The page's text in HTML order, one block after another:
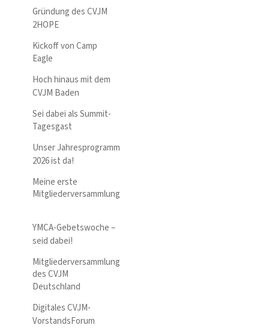
Gründung des CVJM
2HOPE
Kickoff von Camp
Eagle
Hoch hinaus mit dem
CVJM Baden
Sei dabei als Summit-
Tagesgast
Unser Jahresprogramm
2026 ist da!
Meine erste
Mitgliederversammlung
YMCA-Gebetswoche –
seid dabei!
Mitgliederversammlung
des CVJM
Deutschland
Digitales CVJM-
VorstandsForum